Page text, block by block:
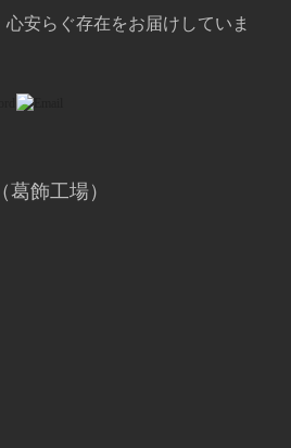
安らぐ存在をお届けしていま
飾工場）